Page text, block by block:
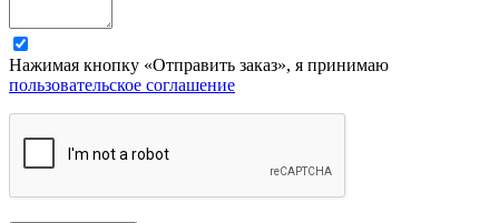
Нажимая кнопку «Отправить заказ», я принимаю
пользовательское соглашение